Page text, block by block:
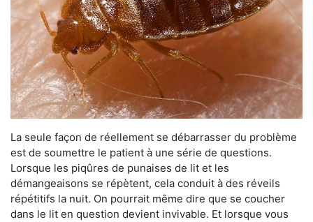
La seule façon de réellement se débarrasser du problème
est de soumettre le patient à une série de questions.
Lorsque les piqûres de punaises de lit et les
démangeaisons se répètent, cela conduit à des réveils
répétitifs la nuit. On pourrait même dire que se coucher
dans le lit en question devient invivable. Et lorsque vous